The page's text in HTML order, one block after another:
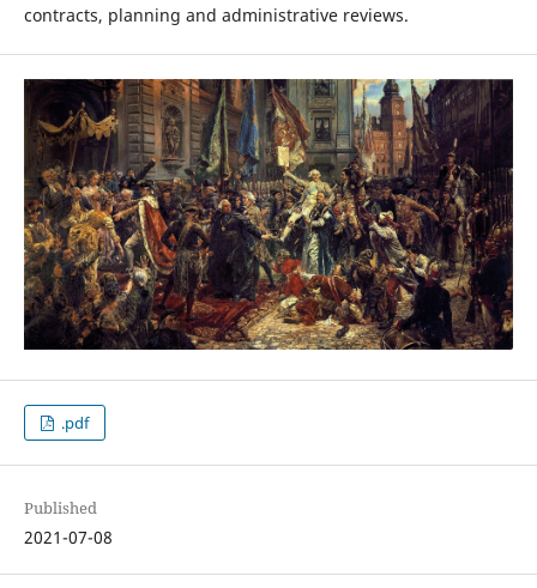
contracts, planning and administrative reviews.
.pdf
Published
2021-07-08